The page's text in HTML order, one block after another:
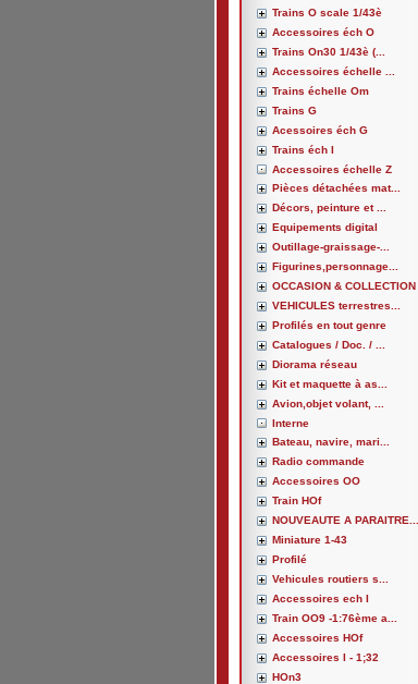
Trains O scale 1/43è
Accessoires éch O
Trains On30 1/43è (...
Accessoires échelle ...
Trains échelle Om
Trains G
Acessoires éch G
Trains éch I
Accessoires échelle Z
Pièces détachées mat...
Décors, peinture et ...
Equipements digital
Outillage-graissage-...
Figurines,personnage...
OCCASION & COLLECTION
VEHICULES terrestres...
Profilés en tout genre
Catalogues / Doc. / ...
Diorama réseau
Kit et maquette à as...
Avion,objet volant, ...
Interne
Bateau, navire, mari...
Radio commande
Accessoires OO
Train HOf
NOUVEAUTE A PARAITRE...
Miniature 1-43
Profilé
Vehicules routiers s...
Accessoires ech I
Train OO9 -1:76ème a...
Accessoires HOf
Accessoires I - 1;32
HOn3